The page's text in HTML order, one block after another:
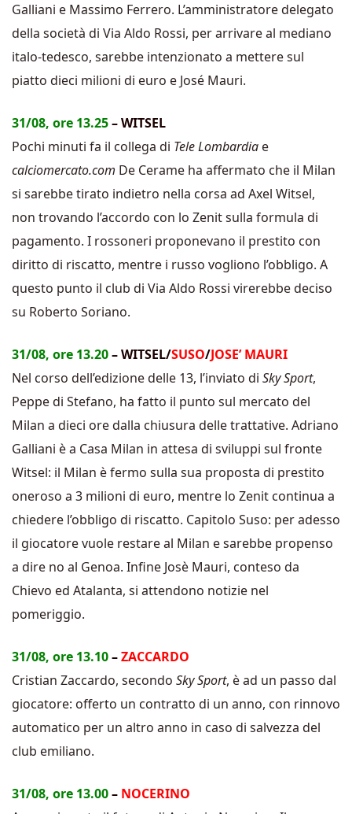
Galliani e Massimo Ferrero. L’amministratore delegato
della società di Via Aldo Rossi, per arrivare al mediano
italo-tedesco, sarebbe intenzionato a mettere sul
piatto dieci milioni di euro e José Mauri.
31/08, ore 13.25– WITSEL
Pochi minuti fa il collega di Tele Lombardia e
calciomercato.com De Cerame ha affermato che il Milan
si sarebbe tirato indietro nella corsa ad Axel Witsel,
non trovando l’accordo con lo Zenit sulla formula di
pagamento. I rossoneri proponevano il prestito con
diritto di riscatto, mentre i russo vogliono l’obbligo. A
questo punto il club di Via Aldo Rossi virerebbe deciso
su Roberto Soriano.
31/08, ore 13.20– WITSEL/SUSO/JOSE’ MAURI
Nel corso dell’edizione delle 13, l’inviato di Sky Sport,
Peppe di Stefano, ha fatto il punto sul mercato del
Milan a dieci ore dalla chiusura delle trattative. Adriano
Galliani è a Casa Milan in attesa di sviluppi sul fronte
Witsel: il Milan è fermo sulla sua proposta di prestito
oneroso a 3 milioni di euro, mentre lo Zenit continua a
chiedere l’obbligo di riscatto. Capitolo Suso: per adesso
il giocatore vuole restare al Milan e sarebbe propenso
a dire no al Genoa. Infine Josè Mauri, conteso da
Chievo ed Atalanta, si attendono notizie nel
pomeriggio.
31/08, ore 13.10–ZACCARDO
Cristian Zaccardo, secondo Sky Sport, è ad un passo dal
giocatore: offerto un contratto di un anno, con rinnovo
automatico per un altro anno in caso di salvezza del
club emiliano.
31/08, ore 13.00– NOCERINO